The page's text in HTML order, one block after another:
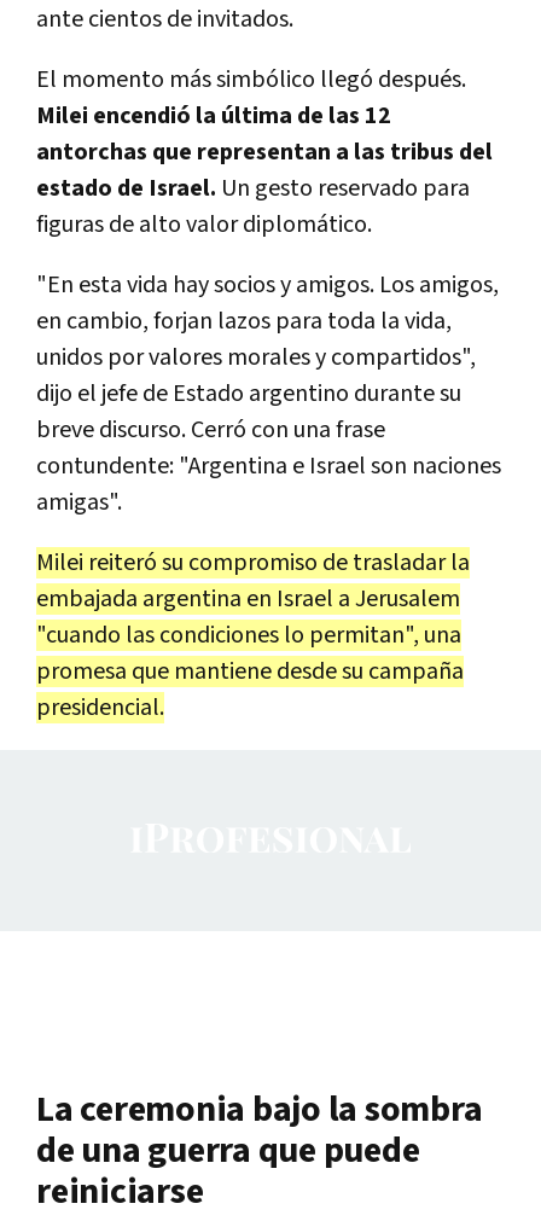
ante cientos de invitados.
El momento más simbólico llegó después.
Milei encendió la última de las 12
antorchas que representan a las tribus del
estado de Israel. Un gesto reservado para
figuras de alto valor diplomático.
"En esta vida hay socios y amigos. Los amigos,
en cambio, forjan lazos para toda la vida,
unidos por valores morales y compartidos",
dijo el jefe de Estado argentino durante su
breve discurso. Cerró con una frase
contundente: "Argentina e Israel son naciones
amigas".
Milei reiteró su compromiso de trasladar la
embajada argentina en Israel a Jerusalem
"cuando las condiciones lo permitan", una
promesa que mantiene desde su campaña
presidencial.
La ceremonia bajo la sombra
de una guerra que puede
reiniciarse